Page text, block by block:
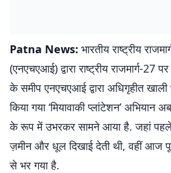
Patna News: भारतीय राष्ट्रीय
(एनएचएआई) द्वारा राष्ट्रीय राजमार्ग-27
के समीप एनएचएआई द्वारा अधिगृहीत
किया गया ‘मियावाकी प्लांटेशन’
के रूप में उभरकर सामने आया है. जहां पहले
ज़मीन और धूल दिखाई देती थी, वहीं आज
से भर गया है.